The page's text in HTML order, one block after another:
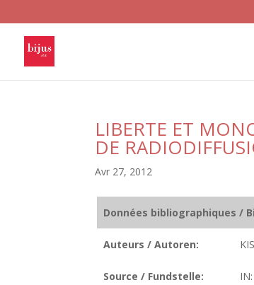
LIBERTE ET
DE
Avr 27, 2012
Données bibliographiques /
Auteurs / Autoren:
Source / Fundstelle: